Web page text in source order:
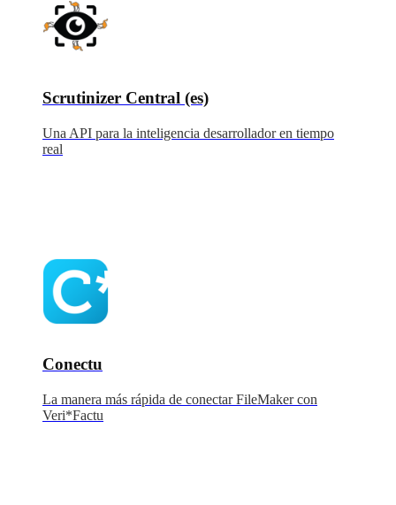
Scrutinizer Central (es)
Una API para la inteligencia desarrollador en tiempo
real
Conectu
La manera más rápida de conectar FileMaker con
Veri*Factu